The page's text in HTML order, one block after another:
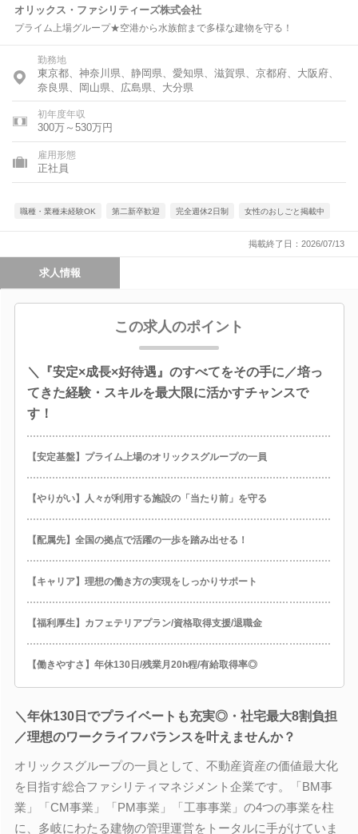
オリックス・ファシリティーズ株式会社
プライム上場グループ★空港から水族館まで多様な建物を守る！
勤務地
東京都、神奈川県、静岡県、愛知県、滋賀県、京都府、大阪府、
奈良県、岡山県、広島県、大分県
初年度年収
300万～530万円
雇用形態
正社員
職種・業種未経験OK 第二新卒歓迎 完全週休2日制 女性のおしごと掲載中
掲載終了日：2026/07/13
求人情報
この求人のポイント
＼『安定×成長×好待遇』のすべてをその手に／培っ
てきた経験・スキルを最大限に活かすチャンスで
す！
【安定基盤】プライム上場のオリックスグループの一員
【やりがい】人々が利用する施設の「当たり前」を守る
【配属先】全国の拠点で活躍の一歩を踏み出せる！
【キャリア】理想の働き方の実現をしっかりサポート
【福利厚生】カフェテリアプラン/資格取得支援/退職金
【働きやすさ】年休130日/残業月20h程/有給取得率◎
＼年休130日でプライベートも充実◎・社宅最大8割負担
／理想のワークライフバランスを叶えませんか？
オリックスグループの一員として、不動産資産の価値最大化
を目指す総合ファシリティマネジメント企業です。「BM事
業」「CM事業」「PM事業」「工事事業」の4つの事業を柱
に、多岐にわたる建物の管理運営をトータルに手がけていま